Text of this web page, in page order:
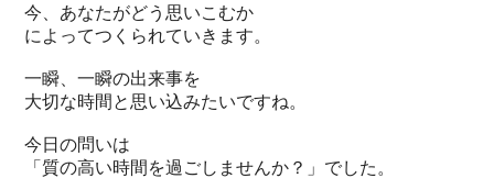
今、あなたがどう思いこむか
によってつくられていきます。
一瞬、一瞬の出来事を
大切な時間と思い込みたいですね。
今日の問いは
「質の高い時間を過ごしませんか？」でした。